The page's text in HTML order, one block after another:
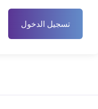
تسجيل الدخول